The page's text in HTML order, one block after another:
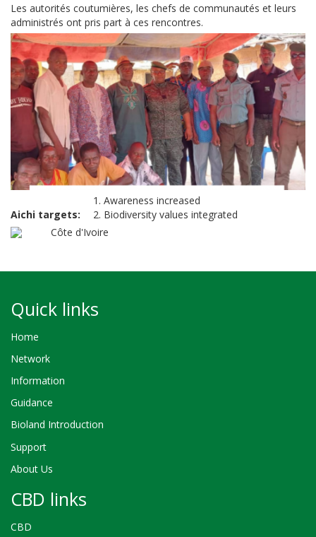
Les autorités coutumières, les chefs de communautés et leurs
administrés ont pris part à ces rencontres.
Aichi targets
1. Awareness increased
2. Biodiversity values integrated
Côte d'Ivoire
Quick links
Home
Network
Information
Guidance
Bioland Introduction
Support
About Us
CBD links
CBD